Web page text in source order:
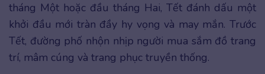
tháng Một hoặc đầu tháng Hai, Tết đánh dấu một
khởi đầu mới tràn đầy hy vọng và may mắn. Trước
Tết, đường phố nhộn nhịp người mua sắm đồ trang
trí, mâm cúng và trang phục truyền thống.